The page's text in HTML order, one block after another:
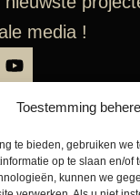
Toestemming
te bieden, gebruiken we
op te slaan en/of
kunnen we
media !
en